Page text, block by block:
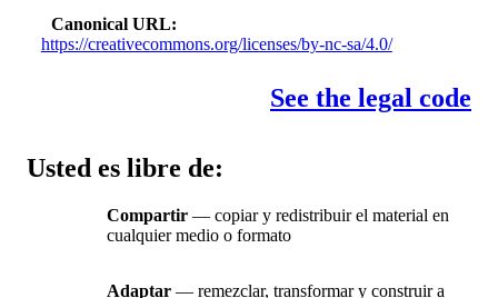
Canonical URL
https://creativecommons.org/licenses/by-nc-sa/4.0/
See the legal code
Usted es libre de:
Compartir — copiar y redistribuir el material en
cualquier medio o formato
Adaptar — remezclar, transformar y construir a